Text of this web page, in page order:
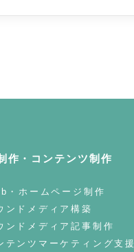
作・コンテンツ制作
・ホームページ制作
ンドメディア構築
ンドメディア記事制作
テンツマーケティング支援